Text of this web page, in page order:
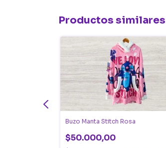
Productos similares
Buzo Manta Stitch Rosa
$50.000,00